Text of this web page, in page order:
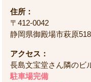
住所：
〒412-0042
静岡県御殿場市萩原
アクセス：
長島文宝堂さん隣のビ
駐車場完備